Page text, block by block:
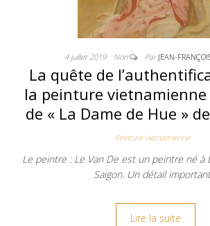
4 juillet 2019 Non ParJEAN-
La quête de
la peinture vietnamienne
de « La Dame de Hue »
Peinture vietnamienne
Le peintre : Le Van De est un peintre né à
Saigon. Un détail
Lire la suite